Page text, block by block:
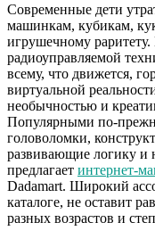
Современные дети
машинкам, кубикам,
игрушечному
радиоуправляемой
всему, что движется,
виртуальной
необычностью и
Популярными по-
головоломки,
развивающие логику и
предлагает интернет-
Dadamart. Широкий
каталоге, не оставит
разных возрастов и